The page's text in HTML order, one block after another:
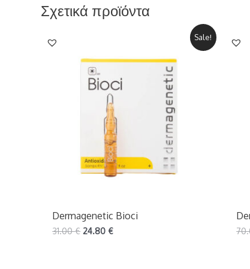
Σχετικά προϊόντα
Sale!
Dermagenetic Bioci
31.00€ 24.80 €